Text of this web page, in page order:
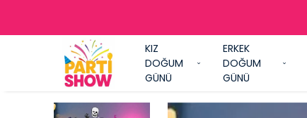
KIZ
DOĞUM
GÜNÜ
ERKEK
DOĞUM
GÜNÜ